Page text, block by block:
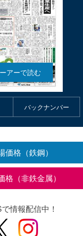
バックナンバー
価格（鉄鋼）
格（非鉄金属）
情報配信中！